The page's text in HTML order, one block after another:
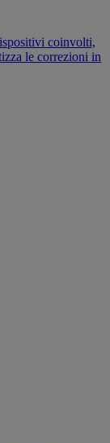
coinvolti,
le correzioni in